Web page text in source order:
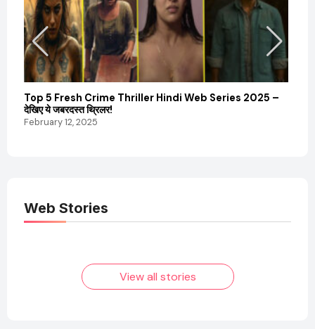
Top 5 Fresh Crime Thriller Hindi Web Series 2025 –
देखिए ये जबरदस्त थ्रिलर!
February 12, 2025
Web Stories
Elvish Yadav: एक
आम लड़के से यूट्यूबर
फिल्मों का जादू और उनका
View all stories